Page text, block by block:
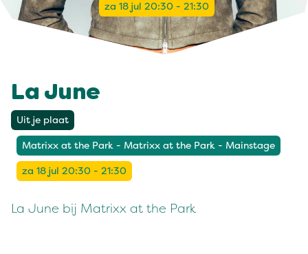
za 18 jul 20:30 - 21:30
La June
Uit je plaat
Matrixx at the Park - Matrixx at the Park - Mainstage
za 18 jul 20:30 - 21:30
La June bij Matrixx at the Park